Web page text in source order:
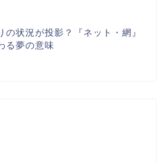
の状況が投影？『ネット・網』
る夢の意味